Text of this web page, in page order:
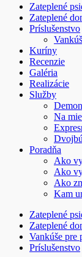
Zateplené
Zateplené
Príslušenstvo
Kuríny
Recenzie
Galéria
Realizácie
Služby
Na
Poradňa
Ako
Ako
Ako
Kam
Zateplené
Zateplené
Vankúše pre
Príslušenstvo